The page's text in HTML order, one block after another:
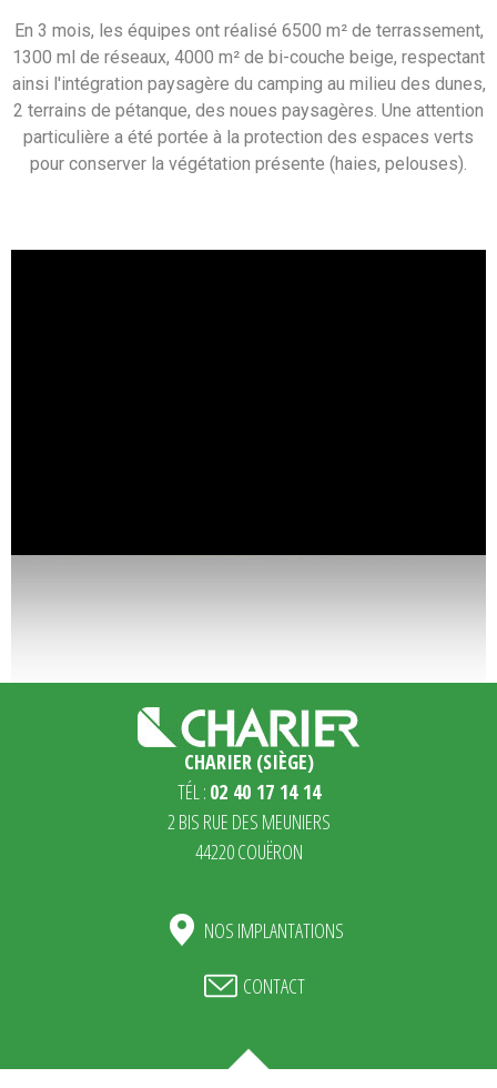
En 3 mois, les équipes ont réalisé 6500 m² de terrassement,
1300 ml de réseaux, 4000 m² de bi-couche beige, respectant
ainsi l'intégration paysagère du camping au milieu des dunes,
2 terrains de pétanque, des noues paysagères. Une attention
particulière a été portée à la protection des espaces verts
pour conserver la végétation présente (haies, pelouses).
CHARIER (SIÈGE)
TÉL : 02 40 17 14 14
2 BIS RUE DES MEUNIERS
44220 COUËRON
NOS IMPLANTATIONS
CONTACT